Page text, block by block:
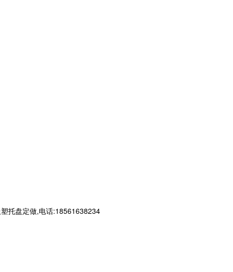
托盘定做,电话:18561638234